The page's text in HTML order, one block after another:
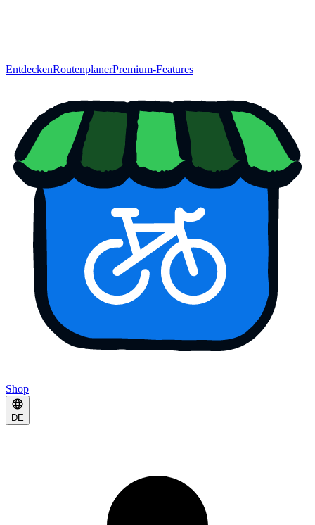
EntdeckenRoutenplanerPremium-Features
Shop
DE